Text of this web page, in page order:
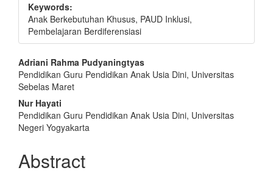
Keywords:
Anak Berkebutuhan Khusus, PAUD Inklusi,
Pembelajaran Berdiferensiasi
Main
Article
Content
Adriani Rahma Pudyaningtyas
Pendidikan Guru Pendidikan Anak Usia Dini, Universitas
Sebelas Maret
Nur Hayati
Pendidikan Guru Pendidikan Anak Usia Dini, Universitas
Negeri Yogyakarta
Abstract